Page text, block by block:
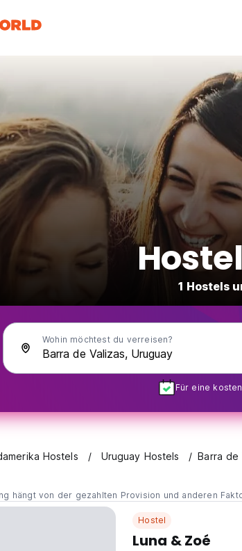
1 Hostels
Wohin möchtest du verreisen?
Für eine
Hostels Uruguay Hostels Barra de
hängt von der gezahlten Provision und anderen
Hostel
Luna & Zoé